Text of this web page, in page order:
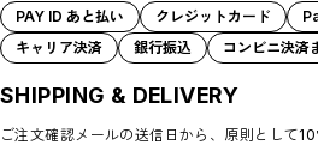
TO PROTECT.（守）
EVERY DETAIL MATTERS.
OTHERS
PAYMENT METHODS
BLOG
COMMUNITY
MEMBERSHIP
会員規約
PAY ID あと払い クレジットカード
キャリア決済
銀行振込 コンビニ決
SHIPPING & DELIVERY
ご注文確認メールの送信日から、原則として